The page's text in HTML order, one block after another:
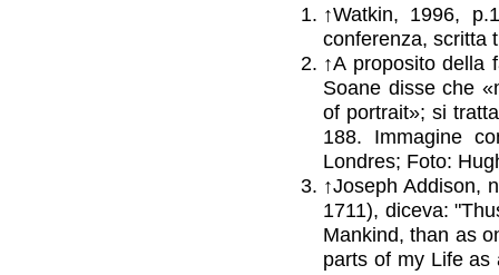
↑Watkin, 1996,
conferenza, scritta
↑A proposito della
Soane disse che
of portrait»; si
188. Immagine
Londres; Foto:
↑Joseph Addison,
1711), diceva:
Mankind, than as
parts of my Life as